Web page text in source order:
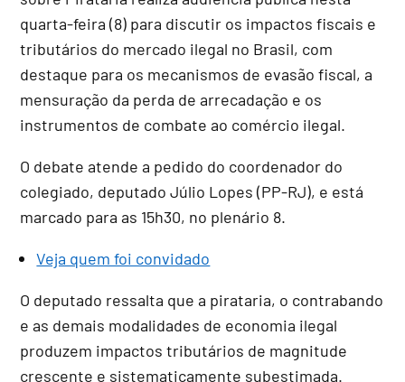
quarta-feira (8) para discutir os impactos fiscais e
tributários do mercado ilegal no Brasil, com
destaque para os mecanismos de evasão fiscal, a
mensuração da perda de arrecadação e os
instrumentos de combate ao comércio ilegal.
O debate atende a pedido do coordenador do
colegiado, deputadoJúlio Lopes (PP-RJ), e está
marcado para as 15h30, no plenário 8.
Veja quem foi convidado
O deputado ressalta que a pirataria, o contrabando
e as demais modalidades de economia ilegal
produzem impactos tributários de magnitude
crescente e sistematicamente subestimada.